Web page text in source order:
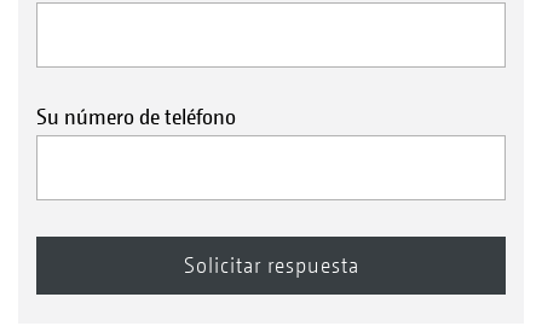
Su número de teléfono